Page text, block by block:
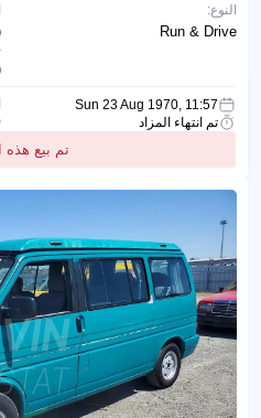
النوع:
Run & Drive
Sun 23 Aug 1970, 11:57
تم انتهاء المزاد
تم بيع هذه